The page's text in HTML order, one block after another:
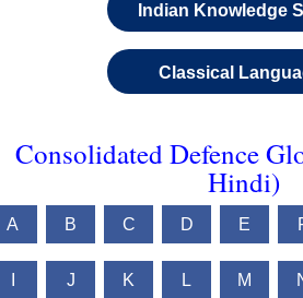
Indian Knowledge
Classical
Consolidated Defence
Hindi)
A B C D E
J K L M